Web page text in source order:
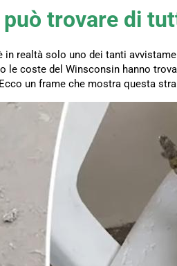
trovare di
in realtà solo uno dei tanti
le coste del Winsconsin hanno
un frame che mostra questa